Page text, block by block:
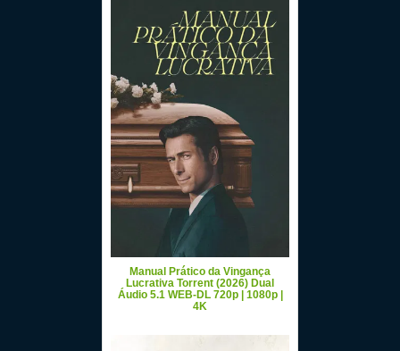
Manual Prático da Vingança
Lucrativa Torrent (2026) Dual
Áudio 5.1 WEB-DL 720p | 1080p |
4K